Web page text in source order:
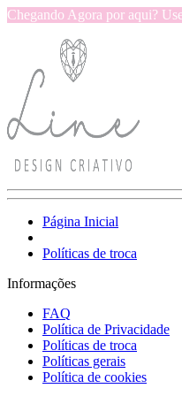
Chegando Agora por aqui?
Página Inicial
Políticas de troca
Informações
FAQ
Política de Privacidade
Políticas de troca
Políticas gerais
Política de cookies